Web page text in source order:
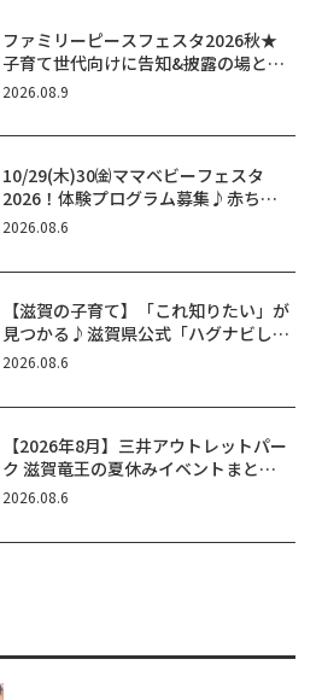
ファミリーピースフェスタ2026秋★
子育て世代向けに告知&披露の場とし
て♪ステージ又はブース出店しません
2026.08.9
10/29(木)30㈮ママベビーフェスタ
2026！体験プログラム募集♪赤ちゃ
ん向けイベントに出演しませんか？
2026.08.6
【滋賀の子育て】「これ知りたい」が
見つかる♪滋賀県公式「ハグナビし
が」使ってる？おでかけ・制度・子育
2026.08.6
【2026年8月】三井アウトレットパー
ク 滋賀竜王の夏休みイベントまと
め！びしょぬれ水あそび・激辛グル
ん！
2026.08.6